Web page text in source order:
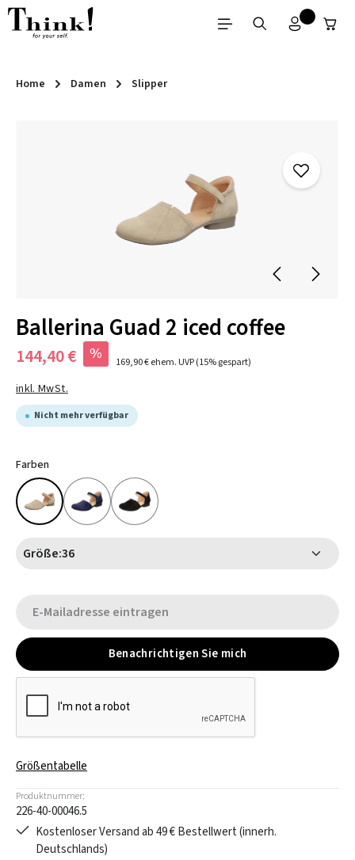
Zum Hauptinhalt springen
Home Damen Slipper
Ballerina Guad 2 iced coffee
144,40 € % 169,90 €ehem. UVP(15% gespart)
inkl. MwSt.
Nicht mehr verfügbar
Farben
Größe:36
Benachrichtigen Sie mich
Größentabelle
Produktnummer:
226-40-00046.5
Kostenloser Versand ab 49 € Bestellwert (innerh.
Deutschlands)